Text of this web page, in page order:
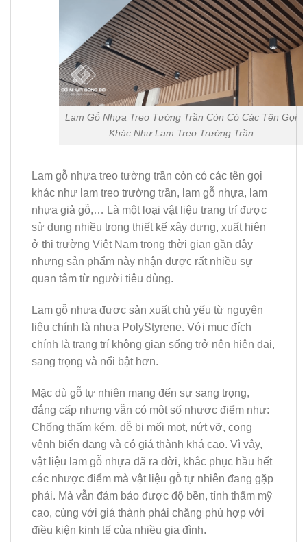
Lam Gỗ Nhựa Treo Tường Trần Còn Có Các Tên Gọi
Khác Như Lam Treo Trường Trần
Lam gỗ nhựa treo tường trần còn có các tên gọi
khác như lam treo trường trần, lam gỗ nhựa, lam
nhựa giả gỗ,… Là một loại vật liệu trang trí được
sử dụng nhiều trong thiết kế xây dựng, xuất hiện
ở thị trường Việt Nam trong thời gian gần đây
nhưng sản phẩm này nhận được rất nhiều sự
quan tâm từ người tiêu dùng.
Lam gỗ nhựa được sản xuất chủ yếu từ nguyên
liệu chính là nhựa PolyStyrene. Với mục đích
chính là trang trí không gian sống trở nên hiện đại,
sang trọng và nổi bật hơn.
Mặc dù gỗ tự nhiên mang đến sự sang trọng,
đẳng cấp nhưng vẫn có một số nhược điểm như:
Chống thấm kém, dễ bị mối mọt, nứt vỡ, cong
vênh biến dạng và có giá thành khá cao. Vì vậy,
vật liệu lam gỗ nhựa đã ra đời, khắc phục hầu hết
các nhược điểm mà vật liệu gỗ tự nhiên đang gặp
phải. Mà vẫn đảm bảo được độ bền, tính thẩm mỹ
cao, cùng với giá thành phải chăng phù hợp với
điều kiện kinh tế của nhiều gia đình.